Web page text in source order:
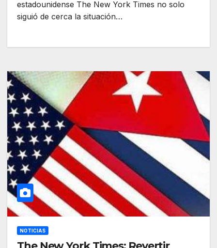
estadounidense The New York Times no solo
siguió de cerca la situación…
NOTICIAS